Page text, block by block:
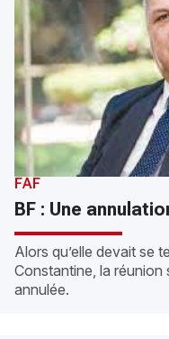
FAF
BF : Une
Alors qu’elle devait se
Constantine, la réunion
annulée.